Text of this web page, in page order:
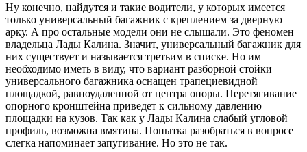
Ну конечно, найдутся и такие водители, у которых имеется
только универсальный багажник с креплением за дверную
арку. А про остальные модели они не слышали. Это феномен
владельца Лады Калина. Значит, универсальный багажник для
них существует и называется третьим в списке. Но им
необходимо иметь в виду, что вариант разборной стойки
универсального багажника оснащен трапециевидной
площадкой, равноудаленной от центра опоры. Перетягивание
опорного кронштейна приведет к сильному давлению
площадки на кузов. Так как у Лады Калина слабый угловой
профиль, возможна вмятина. Попытка разобраться в вопросе
слегка напоминает запугивание. Но это не так.